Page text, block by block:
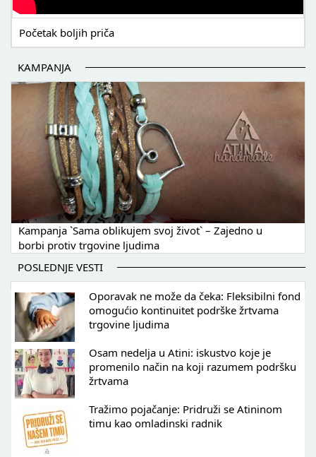
Početak boljih priča
KAMPANJA
Kampanja `Sama oblikujem svoj život` – Zajedno u
borbi protiv trgovine ljudima
POSLEDNJE VESTI
Oporavak ne može da čeka: Fleksibilni fond
omogućio kontinuitet podrške žrtvama
trgovine ljudima
Osam nedelja u Atini: iskustvo koje je
promenilo način na koji razumem podršku
žrtvama
Tražimo pojačanje: Pridruži se Atininom
timu kao omladinski radnik